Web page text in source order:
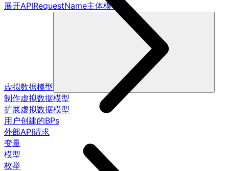
展开APIRequestName主体模型
虚拟数据模型
制作虚拟数据模型
扩展虚拟数据模型
用户创建的BPs
外部API请求
变量
模型
枚举